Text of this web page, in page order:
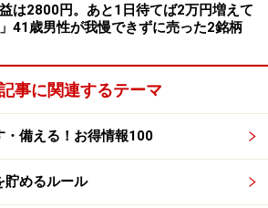
円」の収入があると言います。
加入しながら、後期高齢者になるま
るつもり」とあります。
益は2800円。あと1日待てば2万円増えて
41歳男性が我慢できずに売った2銘柄
事に関連するテーマ
・備える！お得情報100
貯めるルール